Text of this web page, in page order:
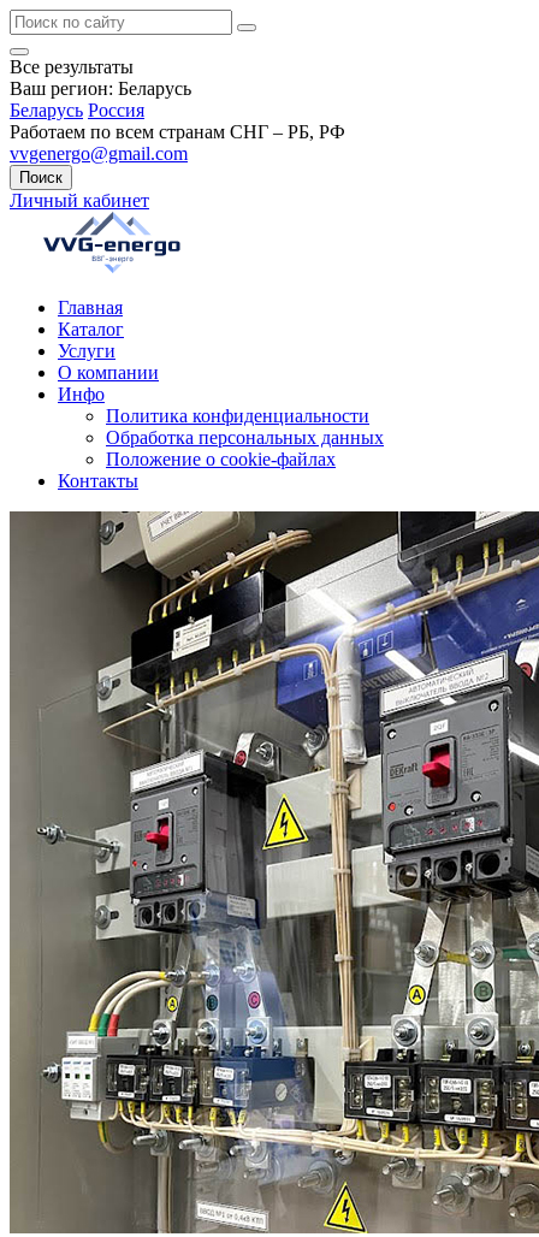
Все результаты
Ваш регион: Беларусь
Беларусь Россия
Работаем по всем странам СНГ – РБ, РФ
vvgenergo@gmail.com
Поиск
Личный кабинет
Главная
Каталог
Услуги
О компании
Инфо
Политика конфиденциальности
Обработка персональных данных
Положение о cookie-файлах
Контакты